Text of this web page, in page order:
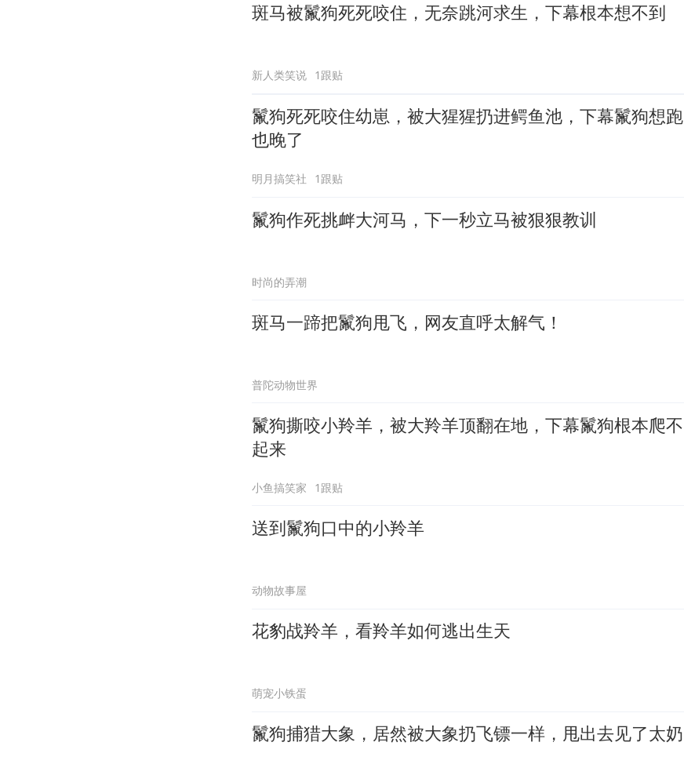
斑马被鬣狗死死咬住，无奈跳河求生，下幕根本想不到
新人类笑说 1跟贴
鬣狗死死咬住幼崽，被大猩猩扔进鳄鱼池，下幕鬣狗想跑
也晚了
明月搞笑社 1跟贴
鬣狗作死挑衅大河马，下一秒立马被狠狠教训
时尚的弄潮
斑马一蹄把鬣狗甩飞，网友直呼太解气！
普陀动物世界
鬣狗撕咬小羚羊，被大羚羊顶翻在地，下幕鬣狗根本爬不
起来
小鱼搞笑家 1跟贴
送到鬣狗口中的小羚羊
动物故事屋
花豹战羚羊，看羚羊如何逃出生天
萌宠小铁蛋
鬣狗捕猎大象，居然被大象扔飞镖一样，甩出去见了太奶